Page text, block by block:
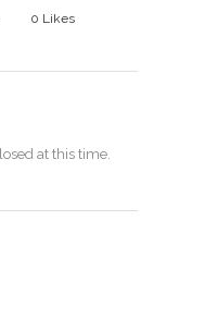
0 Likes
at this time.